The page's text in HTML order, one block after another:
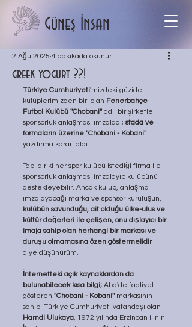
Güneş İnsan
greek yogurt ??!
2 Ağu 2025 4 dakikada okunur
Türkiye Cumhuriyeti'mizdeki güzide
kulüplerimizden biri olan Fenerbahçe
Futbol Kulübü ''Chobani'' adlı bir şirketle
sponsorluk anlaşması imzaladı; stada ve
formaların üzerine ''Chobani - Kobani''
yazdırma kararı aldı.
Tabiidir ki her spor kulübü istediği firma ile
sponsorluk anlaşması imzalayıp kulübünü
destekleyebilir. Ancak kulüp, anlaşma
imzalayacağı marka ve sponsor kuruluşun,
kulübün savunduğu, ait olduğu ülke-ulus ve
kültür değerleri ile çelişen, onu dışlayıcı bir
imaja sahip olan herhangi bir markası ve
duruşu olmamasına özen göstermelidir
diye düşünürüm.
İnternetteki açık kaynaklardan da
bulunabilecek kısa bilgi; Abd'de faaliyet
gösteren ''Chobani - Kobani'' markasının
sahibi Türkiye Cumhuriyeti vatandaşı olan
Hamdi Ulukaya, 1972 yılında Erzincan ilinin